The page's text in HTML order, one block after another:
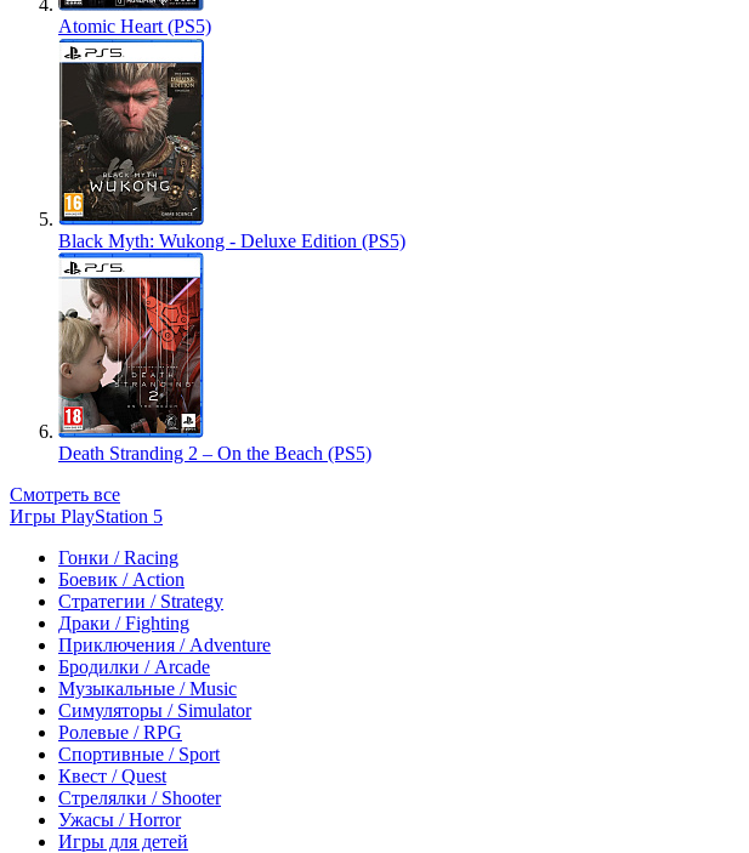
Atomic Heart (PS5)
Black Myth: Wukong - Deluxe Edition (PS5)
Death Stranding 2 – On the Beach (PS5)
Смотреть все
Игры PlayStation 5
Гонки / Racing
Боевик / Action
Стратегии / Strategy
Драки / Fighting
Приключения / Adventure
Бродилки / Arcade
Музыкальные / Music
Симуляторы / Simulator
Ролевые / RPG
Спортивные / Sport
Квест / Quest
Стрелялки / Shooter
Ужасы / Horror
Игры для детей